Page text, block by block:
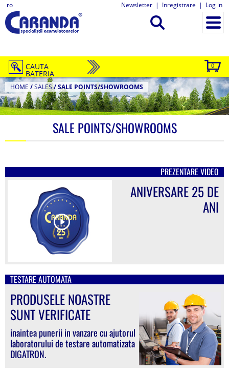
ro Newsletter | Inregistrare | Log in
0
CAUTA
BATERIA
HOME /SALES/SALE POINTS/SHOWROOMS
SALE POINTS/SHOWROOMS
PREZENTARE VIDEO
ANIVERSARE 25 DE
ANI
TESTARE AUTOMATA
PRODUSELE NOASTRE
SUNT VERIFICATE
inaintea punerii in vanzare cu ajutorul
laboratorului de testare automatizata
DIGATRON.